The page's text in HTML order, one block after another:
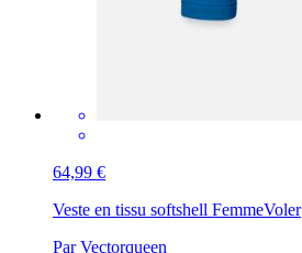
64,99 €
Veste en tissu softshell FemmeVoler
Par Vectorqueen